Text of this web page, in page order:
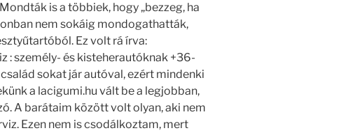
is a többiek, hogy „bezzeg, ha
nem sokáig mondogathatták,
Ez volt rá írva:
: személy- és kisteherautóknak +36-
sokat jár autóval, ezért mindenki
a lacigumi.hu vált be a legjobban,
A barátaim között volt olyan, aki nem
Ezen nem is csodálkoztam, mert